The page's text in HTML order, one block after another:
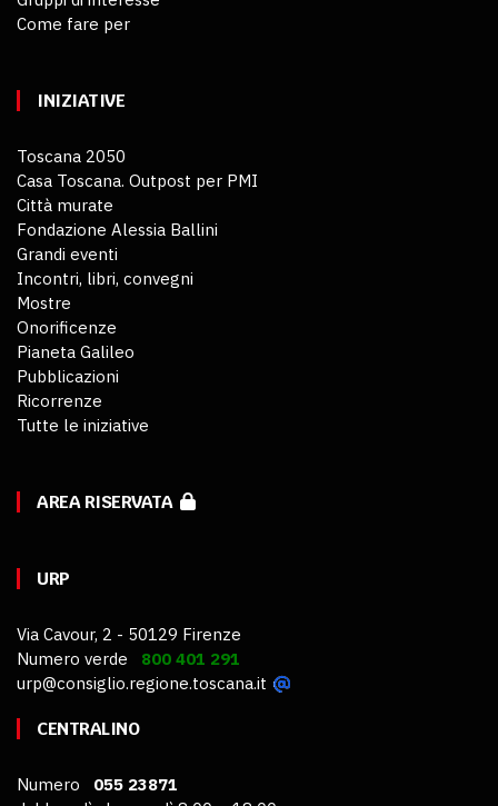
Come fare per
INIZIATIVE
Toscana 2050
Casa Toscana. Outpost per PMI
Città murate
Fondazione Alessia Ballini
Grandi eventi
Incontri, libri, convegni
Mostre
Onorificenze
Pianeta Galileo
Pubblicazioni
Ricorrenze
Tutte le iniziative
AREA RISERVATA
URP
Via Cavour, 2 - 50129 Firenze
Numero verde 800 401 291
urp@consiglio.regione.toscana.it
CENTRALINO
Numero 055 23871